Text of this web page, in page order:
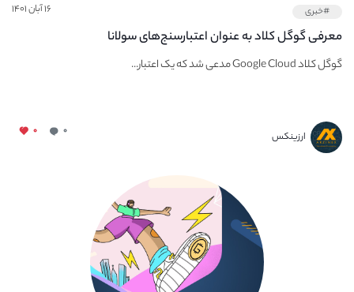
#خبری ۱۶ آبان ۱۴۰۱
معرفی گوگل کلاد به عنوان اعتبارسنج‌های سولانا
گوگل کلاد Google Cloud مدعی شد که یک اعتبار...
ارزینکس ۰ ۰